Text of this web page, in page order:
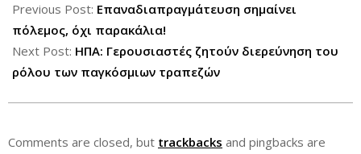
07-
12
Previous Post: Επαναδιαπραγμάτευση σημαίνει
πόλεμος, όχι παρακάλια!
Next Post: ΗΠΑ: Γερουσιαστές ζητούν διερεύνηση του
ρόλου των παγκόσμιων τραπεζών
Comments are closed, but trackbacks and pingbacks are